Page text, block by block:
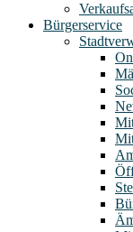
Bürgerservice